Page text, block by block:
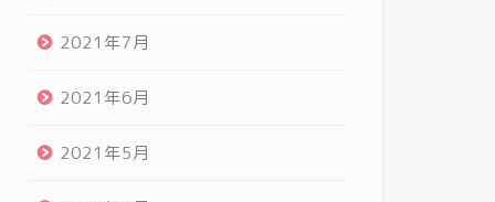
2021年7月
2021年6月
2021年5月